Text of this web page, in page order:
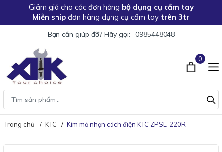
Giảm giá cho các đơn hàng bộ dụng cụ cầm tay
Miễn ship đơn hàng dụng cụ cầm tay trên 3tr
Bạn cần giúp đỡ? Hãy gọi: 0985448048
0
Trang chủ KTC Kìm mỏ nhọn cách điện KTC ZPSL-220R